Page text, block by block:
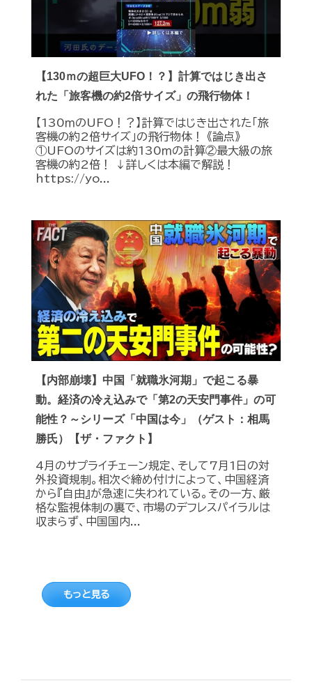
【130ｍの超巨大UFO！？】計算ではじき出さ
れた「旅客機の約2倍サイズ」の飛行物体！
【130ｍのUFO！？】計算ではじき出された「旅
客機の約2倍サイズ」の飛行物体！ 《論点》
①UFOのサイズは約130ｍの計算②最大級の旅
客機の約2倍！ ↓詳しくは本編で解説！
https://yo...
【内部崩壊】中国「就職氷河期」で起こる暴
動。経済の冷え込みで「第2の天安門事件」の可
能性？～シリーズ「中国は今」（ゲスト：相馬
勝氏）【ザ・ファクト】
4月のサプライチェーン規定、そして7月1日の対
外投資規制。相次ぐ締め付けによって、中国経済
から『自由』が急速に失われている。その一方、厳
格な監視体制の裏で、市場のデフレスパイラルは
収まらず、中国国内...
もっと見る